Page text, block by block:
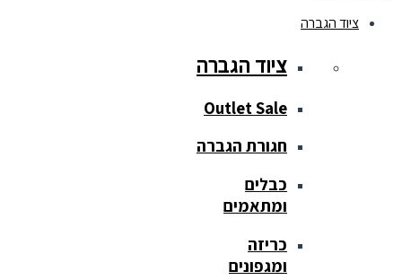
ציוד הגברה
ציוד הגברה
Outlet Sale
חגורת הגברה
כבלים
ומתאמים
כריזה
ומגפונים